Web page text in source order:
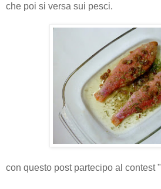
che poi si versa sui pesci.
con questo post partecipo al contest "